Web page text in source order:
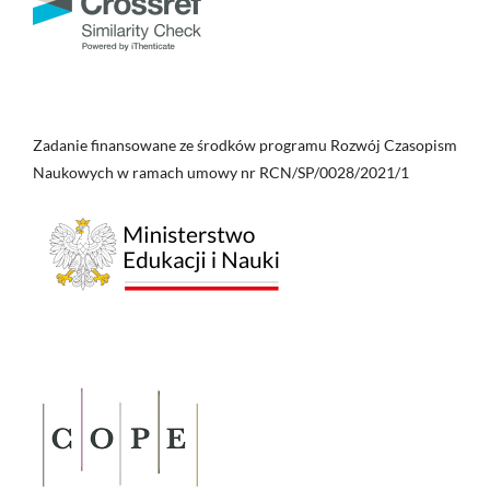
Zadanie finansowane ze środków programu Rozwój Czasopism
Naukowych w ramach umowy nr RCN/SP/0028/2021/1